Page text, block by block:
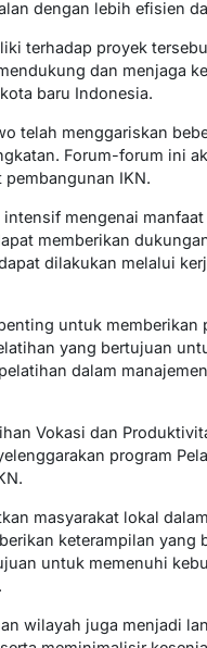
dengan lebih efisien
terhadap proyek
dan menjaga
baru Indonesia.
telah menggariskan
Forum-forum ini
IKN.
mengenai
memberikan
dilakukan melalui
untuk memberikan
yang bertujuan
dalam
Vokasi dan
program
masyarakat lokal
keterampilan yang
untuk memenuhi
wilayah juga menjadi